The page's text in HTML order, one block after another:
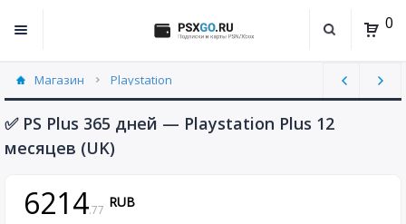
0
Магазин
Playstation
Playstation Plus (3)
✅ PS Plus 365 дней — Playstation Plus 12
месяцев (UK)
6214.77 RUB